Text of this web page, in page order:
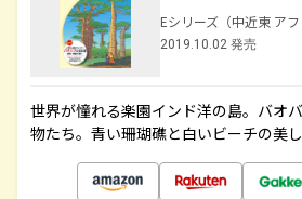
Eシリーズ（中近東 ア
2019.10.02 発売
世界が憧れる楽園インド洋の島。バオ
物たち。青い珊瑚礁と白いビーチの美